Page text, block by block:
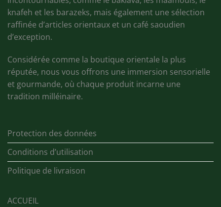
knafeh et les barazeks, mais également une sélection
raffinée d’articles orientaux et un café saoudien
d’exception.
Considérée comme la boutique orientale la plus
réputée, nous vous offrons une immersion sensorielle
et gourmande, où chaque produit incarne une
tradition milléinaire.
Protection des données
Conditions d’utilisation
Politique de livraison
ACCUEIL